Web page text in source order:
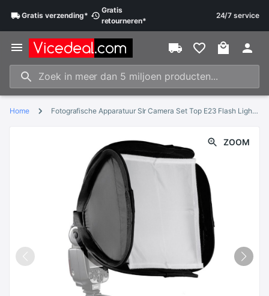
Gratisverzending*
Gratis
retourneren*
24/7 service
Home Fotografische Apparatuur Slr Camera Set Top E23 Flash Light Soft Box 23*23Cm Zacht Licht Cover
ZOOM